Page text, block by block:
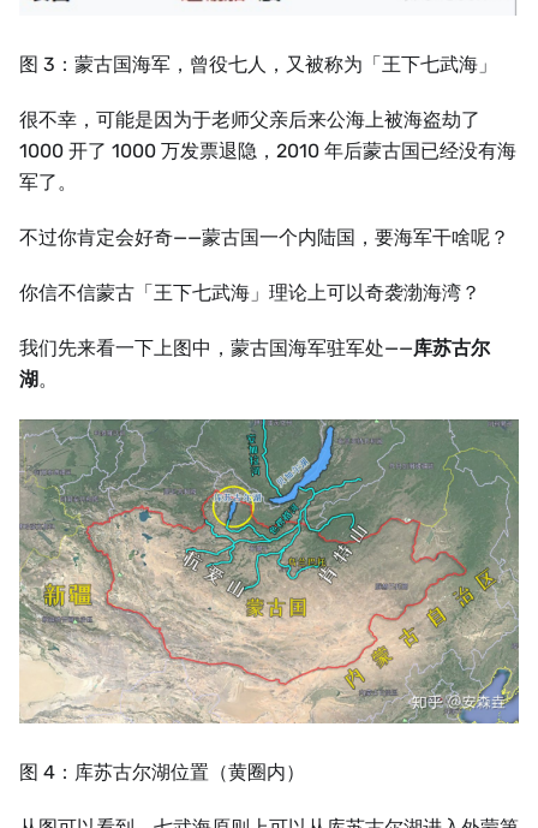
图 3：蒙古国海军，曾役七人，又被称为「王下七武海」
很不幸，可能是因为于老师父亲后来公海上被海盗劫了
1000 开了 1000 万发票退隐，2010 年后蒙古国已经没有海
军了。
不过你肯定会好奇——蒙古国一个内陆国，要海军干啥呢？
你信不信蒙古「王下七武海」理论上可以奇袭渤海湾？
我们先来看一下上图中，蒙古国海军驻军处——库苏古尔
湖。
图 4：库苏古尔湖位置（黄圈内）